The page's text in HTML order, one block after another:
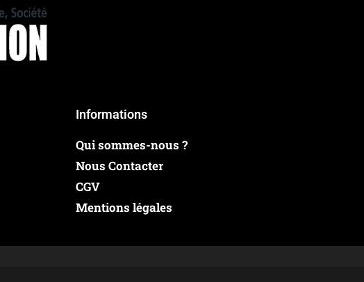
Informations
Qui sommes-nous ?
Nous Contacter
CGV
Mentions légales